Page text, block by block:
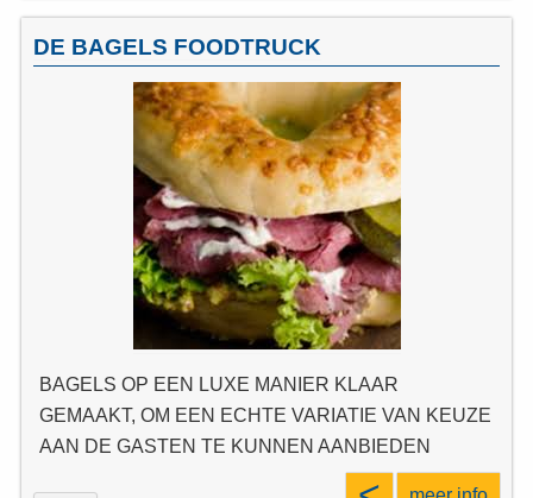
DE BAGELS FOODTRUCK
BAGELS OP EEN LUXE MANIER KLAAR
GEMAAKT, OM EEN ECHTE VARIATIE VAN KEUZE
AAN DE GASTEN TE KUNNEN AANBIEDEN